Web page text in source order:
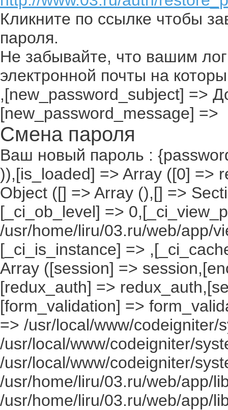
Кликните по ссылке чтобы
пароля.
Не забывайте, что вашим
электронной почты на
,[new_password_subject] =>
[new_password_message] =>
Смена пароля
Ваш новый пароль :
)),[is_loaded] => Array ([0] =>
Object ([] => Array (),[] =>
[_ci_ob_level] =>
/usr/home/liru/03.ru/web/app/
[_ci_is_instance] =>
Array ([session] =>
[redux_auth] =>
[form_validation] =>
=> /usr/local/www/codeigniter/
/usr/local/www/codeigniter/
/usr/local/www/codeigniter/
/usr/home/liru/03.ru/web/app/
/usr/home/liru/03.ru/web/app/